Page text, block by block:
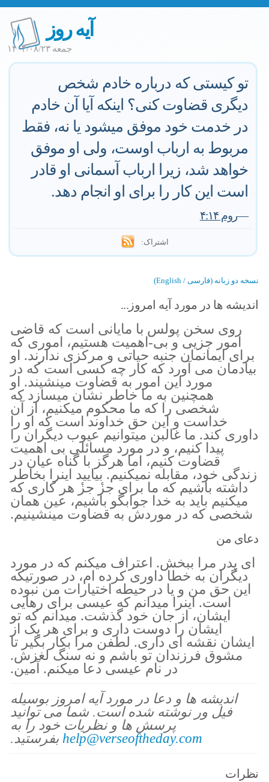
آیه روز
جمعه ۱۴۰۴/۰۸/۲۳
تو کیستی که درباره خادم شخص
دیگری قضاوت کنی؟ اینکه آیا آن خادم
در خدمت خود موفق میشود یا نه، فقط
مربوط به ارباب اوست، ولی او موفق
خواهد شد، زیرا ارباب آسمانی او قادر
است این کار را برای او انجام دهد.
—روم ۴:۱۴
اشتراک:
نسخه دو زبانه (فارسی / English)
اندیشه ها در مورد آیه امروز...
روی سخن پولس با مایانی است که قاضی
امور جزیی و بی-اهمیت هستیم، اموری که
برای ایمانمان جنبه حیاتی و مرکزی ندارند. او
بیادمان می‌ آورد که کار چه کسی است که در
مورد این امور به قضاوت مینشیند. او
همچنین به ما خاطر نشان میسازد که
شخصی را که ما محکوم میکنیم، از آن
خداست و این حق خداوند است که او را
داوری کند. ما غالبن میتوانیم عیوب دیگران را
پیدا کنیم، و در مورد مسائلی بی اهمیت
قضاوت کنیم، اما هرگز با گناه عیان در
زندگی خود، مقابله نمیکنیم. بیایید اینرا بخاطر
داشته باشیم که ما برای جزٔ جزٔ هر کاری که
میکنیم باید به خدا جوابگو باشیم، عین همان
شخصی که در موردش به قضاوت مینشینیم.
دعای من
ای پدر مرا ببخش. اعتراف میکنم که در مورد
دیگران به خطا داوری کرده ام، در صورتیکه
این حق من و یا در حیطه اختیارات من نبوده
است. اینرا میدانم که عیسی برای رهایی
ایشان، از جان خود گذشت. میدانم که تو
ایشان را دوست داری و برای هر یک از
ایشان نقشه ای داری. لطفن مرا بکار بگیر تا
مشوق فرزندان تو باشم و نه سنگ لغزش.
در نام عیسی دعا میکنم. آمین.
اندیشه ها و دعا در مورد آیه امروز بوسیله
فیل ور نوشته شده است. شما می توانید
پرسش ها و نظریات خود را به
help@verseoftheday.com بفرستید.
نظرات